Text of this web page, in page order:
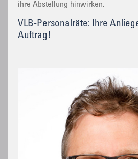
ihre Abstellung hinwirken.
VLB-Personalräte: Ihre
Auftrag!